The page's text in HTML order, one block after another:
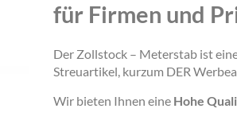
für Firmen und
Der Zollstock – Meterstab ist
Streuartikel, kurzum DER
Wir bieten Ihnen eine Hohe